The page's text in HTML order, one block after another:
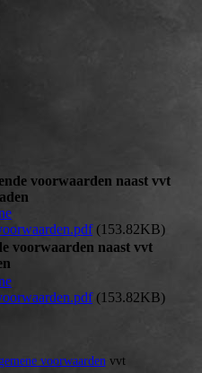
voorwaarden naast vvt
(153.82KB)
voorwaarden naast vvt
(153.82KB)
voorwaarden vvt